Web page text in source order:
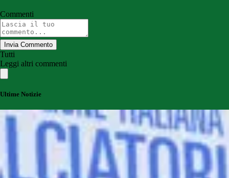
Commenti
Invia Commento
Tutti
Leggi altri commenti
Ultime Notizie